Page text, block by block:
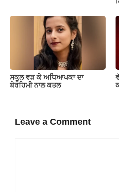
ਸਕੂਲ ਵੜ ਕੇ ਅਧਿਆਪਕਾ ਦਾ
ਬੇਰਹਿਮੀ ਨਾਲ ਕਤਲ
Leave a Comment